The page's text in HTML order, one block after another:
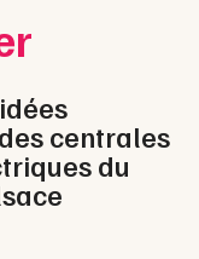
centrales
du